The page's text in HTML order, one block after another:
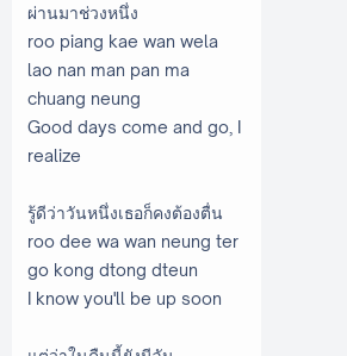
ผ่านมาช่วงหนึ่ง
roo piang kae wan wela
lao nan man pan ma
chuang neung
Good days come and go, I
realize
รู้ดีว่าวันหนึ่งเธอก็คงต้องตื่น
roo dee wa wan neung ter
go kong dtong dteun
I know you'll be up soon